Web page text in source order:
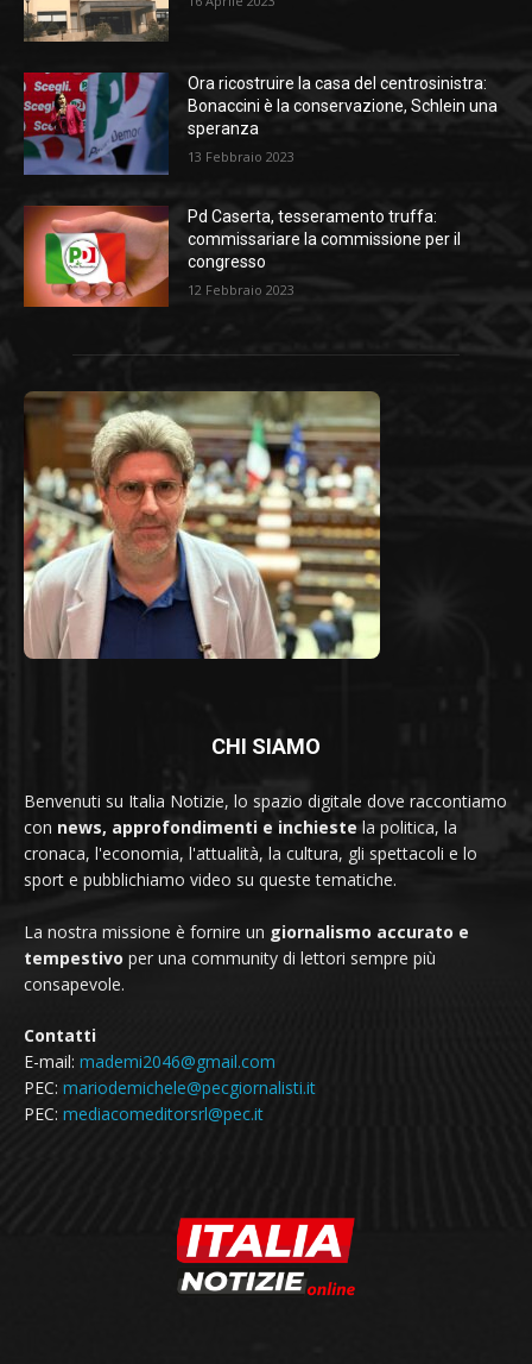
Ora ricostruire la casa del centrosinistra:
Bonaccini è la conservazione, Schlein una
speranza
13 Febbraio 2023
Pd Caserta, tesseramento truffa:
commissariare la commissione per il
congresso
12 Febbraio 2023
CHI SIAMO
Benvenuti su Italia Notizie, lo spazio digitale dove raccontiamo
con news, approfondimenti e inchieste la politica, la
cronaca, l'economia, l'attualità, la cultura, gli spettacoli e lo
sport e pubblichiamo video su queste tematiche.
La nostra missione è fornire un giornalismo accurato e
tempestivo per una community di lettori sempre più
consapevole.
Contatti
E-mail: mademi2046@gmail.com
PEC: mariodemichele@pecgiornalisti.it
PEC: mediacomeditorsrl@pec.it